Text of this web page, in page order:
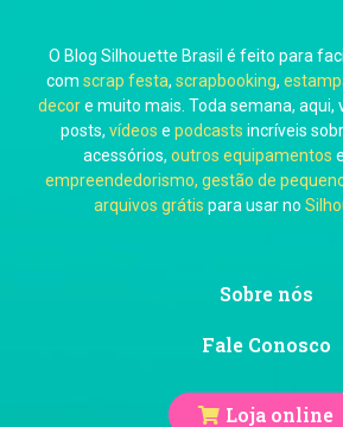
Carol Pessoa
Ju Mirthes
O Blog Silhouette Brasil é feito para
com scrap festa, scrapbooking,
decore muito mais. Toda semana, aqui,
posts, vídeos e podcasts incríveis
acessórios, outros equipamentos
empreendedorismo, gestão de
arquivos grátis para usar no
Sobre nós
Fale Conosco
Loja online